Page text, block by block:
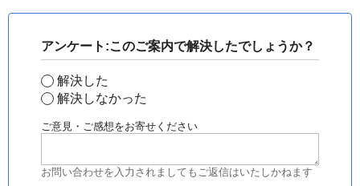
アンケート:このご案内で解決したでしょうか？
解決した
解決しなかった
ご意見・ご感想をお寄せください
お問い合わせを入力されましてもご返信はいたしかねます